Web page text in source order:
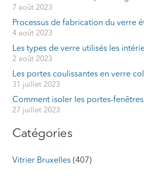
7 août 2023
Processus de fabrication du verre
4 août 2023
Les types de verre utilisés les
2 août 2023
Les portes coulissantes en verre
31 juillet 2023
Comment isoler les portes-fenêtres
27 juillet 2023
Catégories
Vitrier Bruxelles (407)